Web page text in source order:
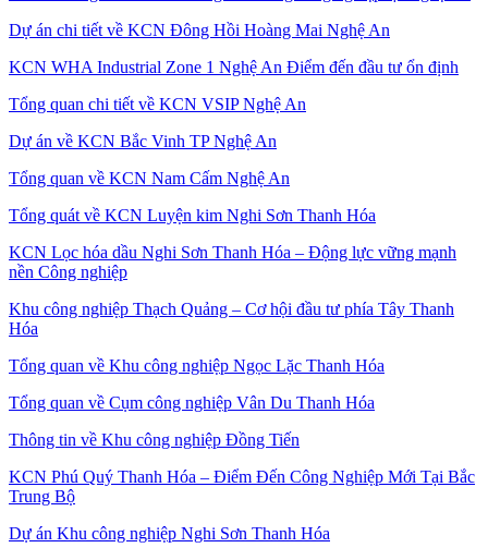
Dự án chi tiết về KCN Đông Hồi Hoàng Mai Nghệ An
KCN WHA Industrial Zone 1 Nghệ An Điểm đến đầu tư ổn định
Tổng quan chi tiết về KCN VSIP Nghệ An
Dự án về KCN Bắc Vinh TP Nghệ An
Tổng quan về KCN Nam Cấm Nghệ An
Tổng quát về KCN Luyện kim Nghi Sơn Thanh Hóa
KCN Lọc hóa dầu Nghi Sơn Thanh Hóa – Động lực vững mạnh
nền Công nghiệp
Khu công nghiệp Thạch Quảng – Cơ hội đầu tư phía Tây Thanh
Hóa
Tổng quan về Khu công nghiệp Ngọc Lặc Thanh Hóa
Tổng quan về Cụm công nghiệp Vân Du Thanh Hóa
Thông tin về Khu công nghiệp Đồng Tiến
KCN Phú Quý Thanh Hóa – Điểm Đến Công Nghiệp Mới Tại Bắc
Trung Bộ
Dự án Khu công nghiệp Nghi Sơn Thanh Hóa